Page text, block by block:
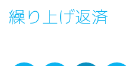
繰り上げ返済